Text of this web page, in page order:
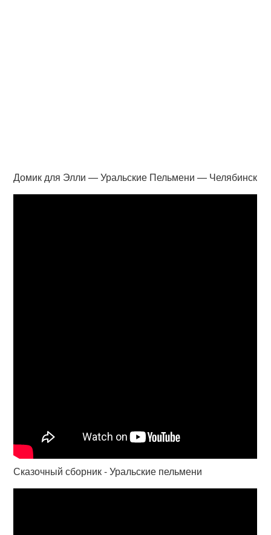
Домик для Элли — Уральские Пельмени — Челябинск
Сказочный сборник - Уральские пельмени